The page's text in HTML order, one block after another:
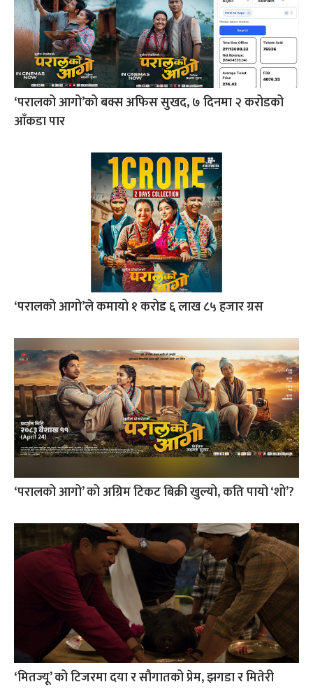
‘परालको आगो’को बक्स अफिस सुखद, ७ दिनमा २ करोडको
आँकडा पार
‘परालको आगो’ले कमायो १ करोड ६ लाख ८५ हजार ग्रस
‘परालको आगो’ को अग्रिम टिकट बिक्री खुल्यो, कति पायो ‘शो’?
‘मितज्यू’ को टिजरमा दया र सौगातको प्रेम, झगडा र मितेरी